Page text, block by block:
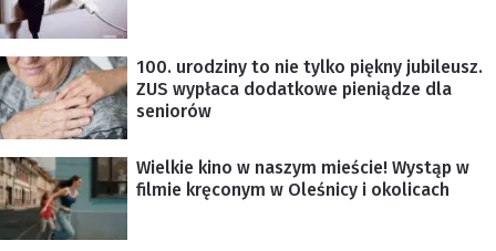
100. urodziny to nie tylko piękny jubileusz.
ZUS wypłaca dodatkowe pieniądze dla
seniorów
Wielkie kino w naszym mieście! Wystąp w
filmie kręconym w Oleśnicy i okolicach